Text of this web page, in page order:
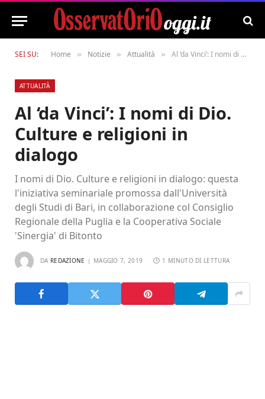
SEI SU: Home » Notizie » Attualità » Al ‘da Vinci’: I nomi di Dio. Culture e religioni in dialogo
ATTUALITÀ
Al ‘da Vinci’: I nomi di Dio.
Culture e religioni in
dialogo
I nomi di Dio. Culture e religioni in dialogo: questa
l'iniziativa seminariale promossa dall'Università
degli Studi di Bari, in collaborazione col Consiglio
Regionale della Puglia e la Cooperativa Sociale
'Sinergia' di Bitonto
DA REDAZIONE MAGGIO 7, 2019 1 MINUTO DI LETTURA